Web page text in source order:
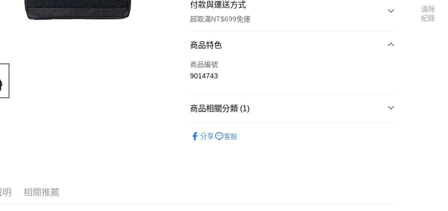
付款與運送方式
超取滿NT$699免運
付款方式
信用卡一次付款
運送方式
商品特色
商品編號
9014743
商品相關分類 (1)
分享
客服
明 相關推薦
清除
紀錄